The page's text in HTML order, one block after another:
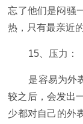
忘了他们是闷骚
热，只有最亲近
15、压力：
是容易为外
较之后，会发出
少都对自己的外